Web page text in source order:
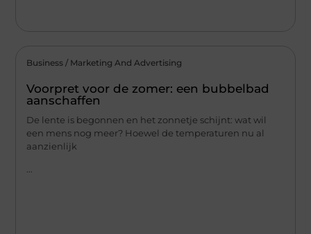
Business / Marketing And Advertising
Voorpret voor de zomer: een bubbelbad
aanschaffen
De lente is begonnen en het zonnetje schijnt: wat wil
een mens nog meer? Hoewel de temperaturen nu al
aanzienlijk